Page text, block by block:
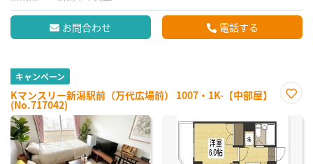
お問合わせ 電話する
キャンペーン
Kマンスリー新潟駅前（万代広場前） 1007・1K-【中部屋】
(No.717042)
に入